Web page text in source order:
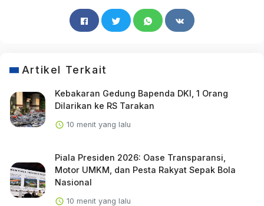
Artikel Terkait
Kebakaran Gedung Bapenda DKI, 1 Orang
Dilarikan ke RS Tarakan
10 menit yang lalu
Piala Presiden 2026: Oase Transparansi,
Motor UMKM, dan Pesta Rakyat Sepak Bola
Nasional
10 menit yang lalu